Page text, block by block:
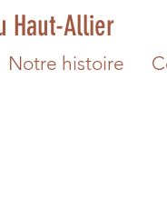
Haut-Allier
Notre histoire